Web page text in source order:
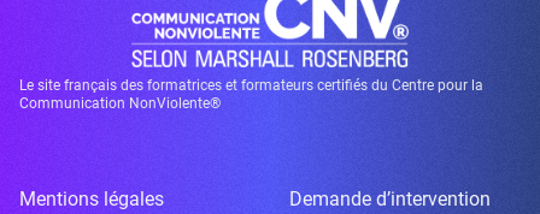
Le site français des formatrices et formateurs certifiés du Centre pour la
Communication NonViolente®
Mentions légales
Demande d’intervention